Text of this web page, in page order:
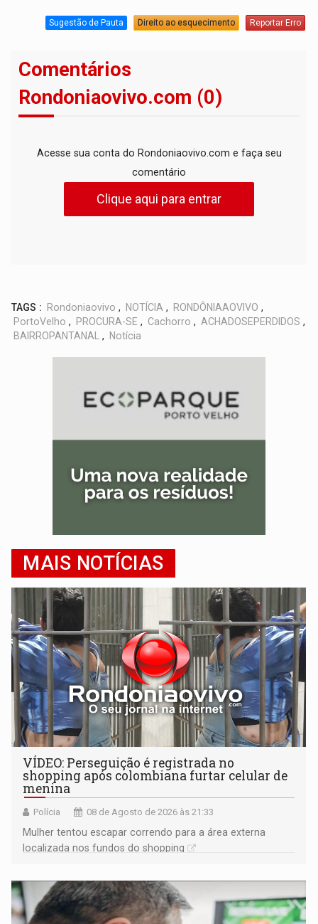
Sugestão de Pauta Direito ao esquecimento Reportar Erro
Comentários
Rondoniaovivo.com (0)
Acesse sua conta do Rondoniaovivo.com e faça seu
comentário
Clique aqui para entrar
TAGS : Rondoniaovivo , NOTÍCIA , RONDÔNIAAOVIVO ,
PortoVelho , PROCURA-SE , Cachorro , ACHADOSEPERDIDOS ,
BAIRROPANTANAL
, Notícia
MAIS NOTÍCIAS
VÍDEO: Perseguição é registrada no
shopping após colombiana furtar celular de
menina
Polícia 08 de Agosto de 2026 às 21:33
Mulher tentou escapar correndo para a área externa
localizada nos fundos do shopping